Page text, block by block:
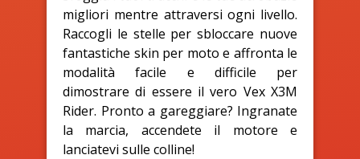
migliori mentre attraversi ogni livello.
Raccogli le stelle per sbloccare nuove
fantastiche skin per moto e affronta le
modalità facile e difficile per
dimostrare di essere il vero Vex X3M
Rider. Pronto a gareggiare? Ingranate
la marcia, accendete il motore e
lanciatevi sulle colline!